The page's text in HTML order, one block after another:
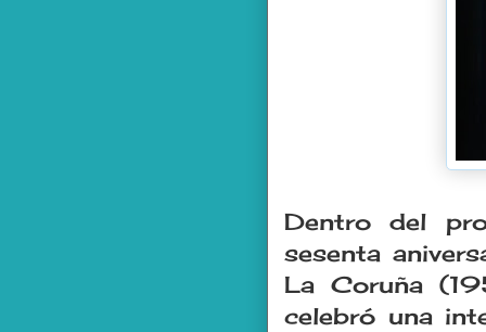
Dentro del
sesenta
La Coruña
celebró una